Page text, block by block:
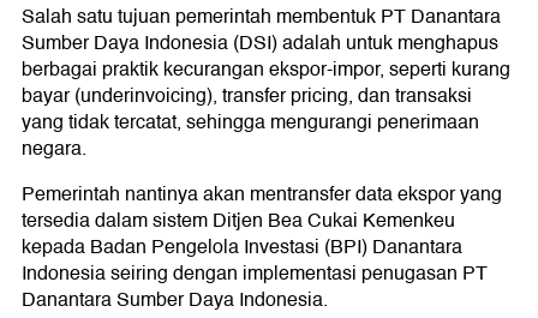
Salah satu tujuan pemerintah membentuk PT Danantara
Sumber Daya Indonesia (DSI) adalah untuk menghapus
berbagai praktik kecurangan ekspor-impor, seperti kurang
bayar (underinvoicing), transfer pricing, dan transaksi
yang tidak tercatat, sehingga mengurangi penerimaan
negara.
Pemerintah nantinya akan mentransfer data ekspor yang
tersedia dalam sistem Ditjen Bea Cukai Kemenkeu
kepada Badan Pengelola Investasi (BPI) Danantara
Indonesia seiring dengan implementasi penugasan PT
Danantara Sumber Daya Indonesia.